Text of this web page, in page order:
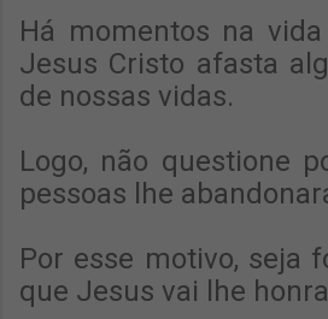
Há momentos na
Jesus Cristo afasta
de nossas vidas.
Logo, não questione
pessoas lhe
Por esse motivo, seja
que Jesus vai lhe